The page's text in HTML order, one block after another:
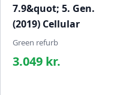
7.9&quot; 5. Gen.
(2019) Cellular
Green refurb
3.049 kr.